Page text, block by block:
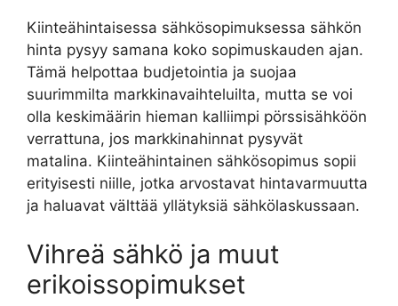
Kiinteähintaisessa sähkösopimuksessa sähkön
hinta pysyy samana koko sopimuskauden ajan.
Tämä helpottaa budjetointia ja suojaa
suurimmilta markkinavaihteluilta, mutta se voi
olla keskimäärin hieman kalliimpi pörssisähköön
verrattuna, jos markkinahinnat pysyvät
matalina. Kiinteähintainen sähkösopimus sopii
erityisesti niille, jotka arvostavat hintavarmuutta
ja haluavat välttää yllätyksiä sähkölaskussaan.
Vihreä sähkö ja muut
erikoissopimukset